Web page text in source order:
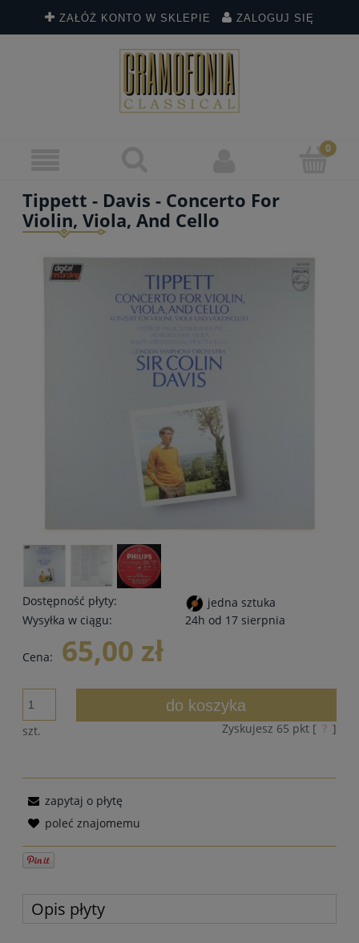
ZAŁÓŻ KONTO W SKLEPIE ZALOGUJ SIĘ
Tippett - Davis - Concerto For
Violin, Viola, And Cello
Dostępność płyty:
jedna sztuka
Wysyłka w ciągu:
24h od 17 sierpnia
Cena: 65,00 zł
szt.
do koszyka
Zyskujesz 65 pkt [ ? ]
zapytaj o płytę
poleć znajomemu
Opis płyty